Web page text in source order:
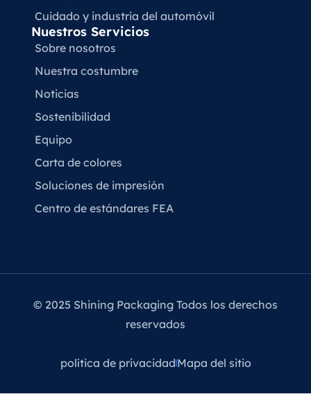
Cuidado y industria del automóvil
Nuestros Servicios
Sobre nosotros
Nuestra costumbre
Noticias
Sostenibilidad
Equipo
Carta de colores
Soluciones de impresión
Centro de estándares FEA
© 2025 Shining Packaging Todos los derechos
reservados
política de privacidadMapa del sitio